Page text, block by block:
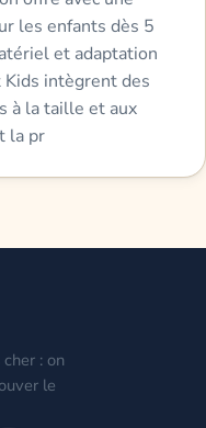
les enfants dès 5
et adaptation
intègrent des
à la taille et aux
la pr
: on
le